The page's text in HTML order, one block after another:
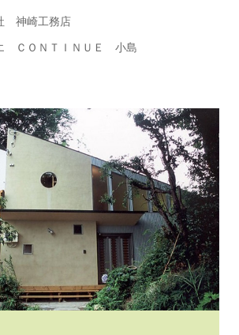
神崎工務店
ＯＮＴＩＮＵＥ 小島